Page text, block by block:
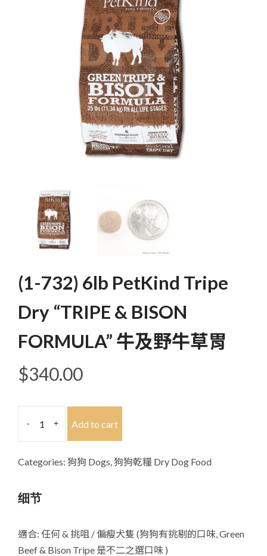
(1-732) 6lb PetKind Tripe
Dry “TRIPE & BISON
FORMULA” 牛及野牛草胃
$340.00
-
PetKind
Dry
BISON
+ Add to cart
Categories: 狗狗 Dogs,狗狗乾糧 Dry Dog Food
细节
適合: 任何 & 挑咀 / 偏瘦犬隻 (狗狗有挑剔的口味, Green
Beef & Bison Tripe 是不二之選口味 )